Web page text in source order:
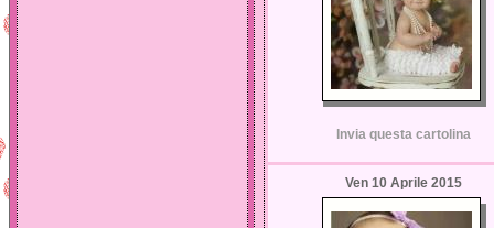
Invia questa cartolina
Ven 10 Aprile 2015